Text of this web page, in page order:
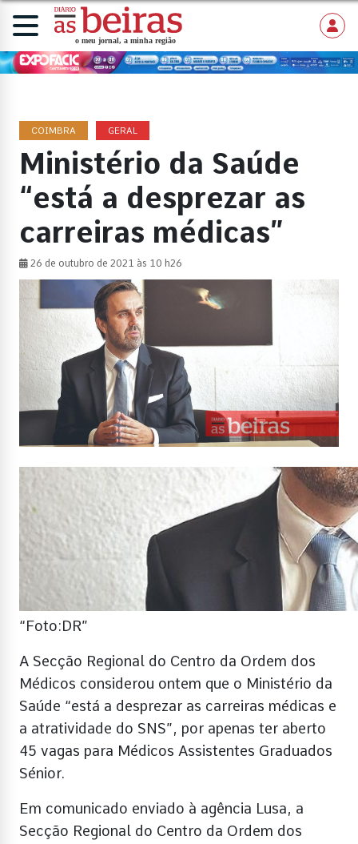
COIMBRA GERAL
Ministério da Saúde
“está a desprezar as
carreiras médicas”
26 de outubro de 2021 às 10 h26
“Foto:DR”
A Secção Regional do Centro da Ordem dos
Médicos considerou ontem que o Ministério da
Saúde “está a desprezar as carreiras médicas e
a atratividade do SNS”,​​​​ por apenas ter aberto
45 vagas para Médicos Assistentes Graduados
Sénior.
Em comunicado enviado à agência Lusa, a
Secção Regional do Centro da Ordem dos